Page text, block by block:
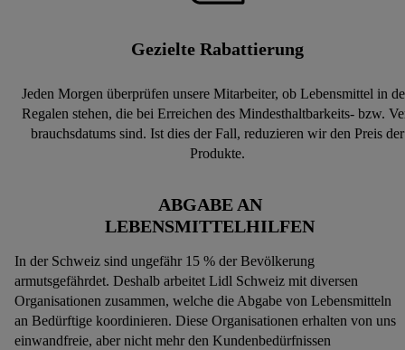
Gezielte Rabattierung
Jeden Morgen überprüfen unsere Mitarbeiter, ob Lebensmittel in
Regalen stehen, die bei Erreichen des Mindesthaltbarkeits- bzw.
brauchsdatums sind. Ist dies der Fall, reduzieren wir den Preis der
Produkte.
ABGABE AN
LEBENSMITTELHILFEN
In der Schweiz sind un­gefähr 15 % der Bevölkerung
armutsgefährdet. Deshalb arbeitet Lidl Schweiz mit diversen
Organisationen zusammen, welche die Abgabe von Lebensmitteln
an Bedürftige koordinieren. Diese Organisationen erhalten von uns
einwandfreie, aber nicht mehr den Kundenbedürfnissen